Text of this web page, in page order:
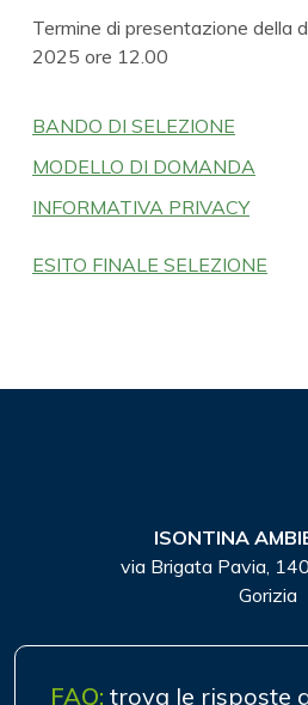
Termine di presentazione della
2025 ore 12.00
BANDO DI SELEZIONE
MODELLO DI DOMANDA
INFORMATIVA PRIVACY
ESITO FINALE SELEZIONE
ISONTINA
via Brigata Pavia,
Gorizia
FAQ: trova le risposte